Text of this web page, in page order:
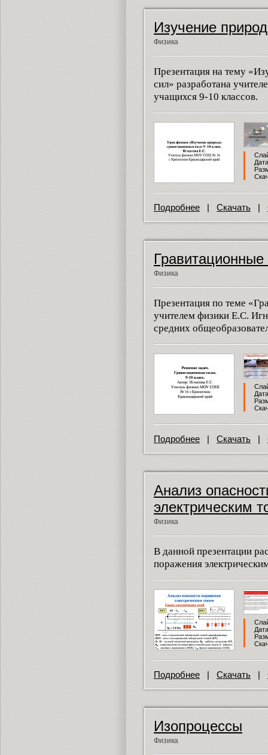
Изучение
Физика
Презентация на тему
сил» разработана
учащихся 9-10 классов.
Подробнее | Скачать |
Физика
Презентация по теме
учителем физики Е.С.
средних
Подробнее |Скачать |
Анализ
электрическим
Физика
В данной презентации
поражения
Подробнее | Скачать |
Изопроцессы
Физика